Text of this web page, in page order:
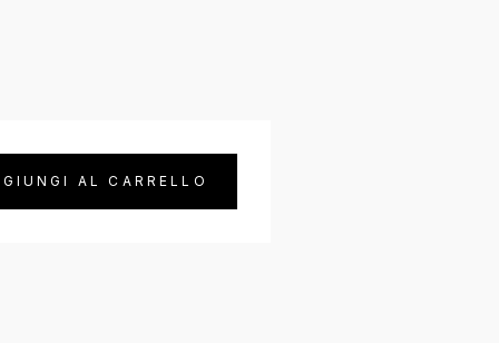
quantitàAL CARRELLO